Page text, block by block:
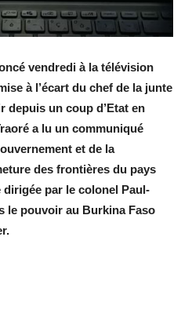
vendredi à la télévision
à l’écart du chef de la junte
depuis un coup d’Etat en
a lu un communiqué
et de la
des frontières du pays
dirigée par le colonel Paul-
le pouvoir au Burkina Faso